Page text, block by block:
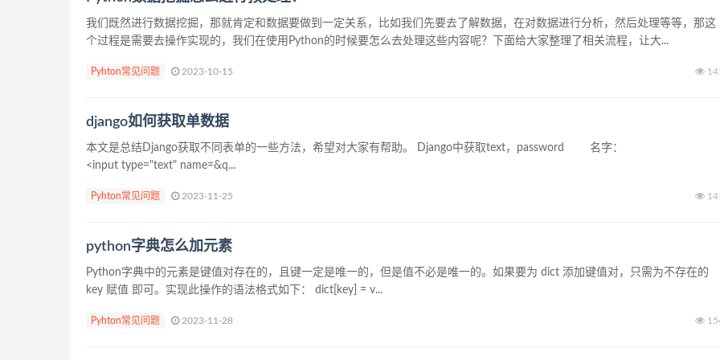
我们既然进行数据挖掘，那就肯定和数据要做到一定关系，比如我们先要去了解数据，在对数据进行分析，然后处理等等，那这
个过程是需要去操作实现的，我们在使用Python的时候要怎么去处理这些内容呢？下面给大家整理了相关流程，让大...
Pyhton常见问题 2023-10-15
django如何获取单数据
本文是总结Django获取不同表单的一些方法，希望对大家有帮助。 Django中获取text，password 名字：
<input type="text" name=&q...
Pyhton常见问题 2023-11-25
python字典怎么加元素
Python字典中的元素是键值对存在的，且键一定是唯一的，但是值不必是唯一的。如果要为 dict 添加键值对，只需为不存在的
key 赋值 即可。实现此操作的语法格式如下： dict[key] = v...
Pyhton常见问题 2023-11-28